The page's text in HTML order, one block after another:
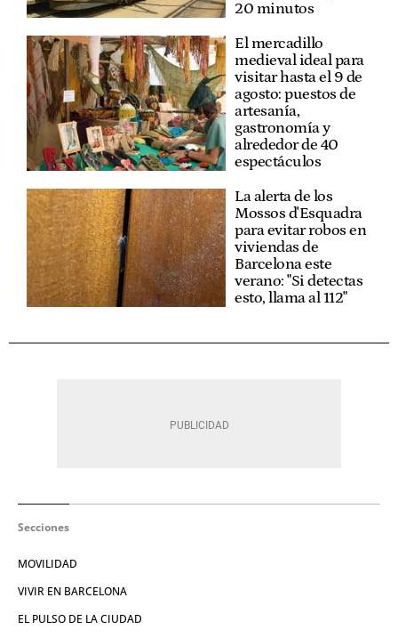
20 minutos
El mercadillo
medieval ideal para
visitar hasta el 9 de
agosto: puestos de
artesanía,
gastronomía y
alrededor de 40
espectáculos
La alerta de los
Mossos d'Esquadra
para evitar robos en
viviendas de
Barcelona este
verano: "Si detectas
esto, llama al 112"
Secciones
MOVILIDAD
VIVIR EN BARCELONA
EL PULSO DE LA CIUDAD